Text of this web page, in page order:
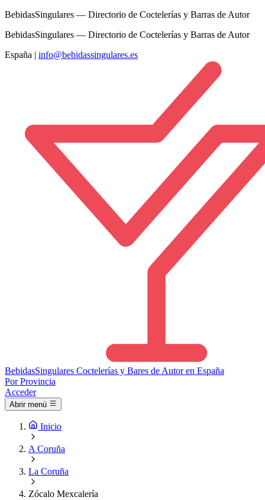
BebidasSingulares — Directorio de Coctelerías y Barras de Autor
BebidasSingulares — Directorio de Coctelerías y Barras de Autor
España | info@bebidassingulares.es
BebidasSingulares Coctelerías y Bares de Autor en España
Por Provincia
Acceder
Abrir menú
Inicio
A Coruña
La Coruña
Zócalo Mexcalería